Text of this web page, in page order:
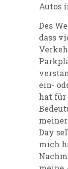
Autos
Des
dass
ein-
hat für
Day
mich